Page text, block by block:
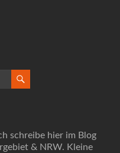
schreibe hier im Blog
& NRW. Kleine